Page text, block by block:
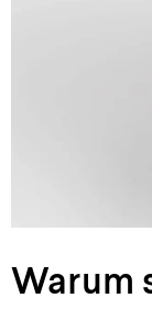
Warum